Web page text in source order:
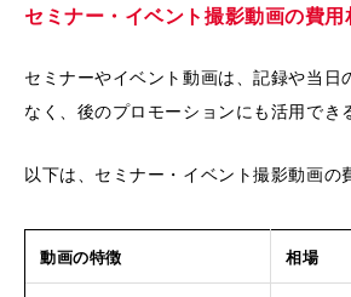
セミナー・イベント撮影動画の費用
セミナーやイベント動画は、記録や当日
なく、後のプロモーションにも活用でき
以下は、セミナー・イベント撮影動画の
動画の特徴 相場